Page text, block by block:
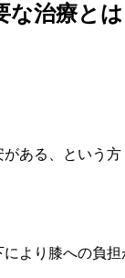
治療と
ある、という方
より膝への負